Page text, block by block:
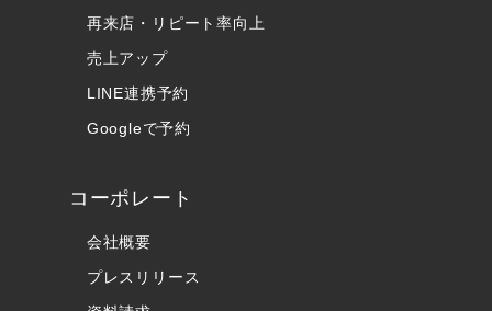
再来店・リピート率向上
売上アップ
LINE連携予約
Googleで予約
コーポレート
会社概要
プレスリリース